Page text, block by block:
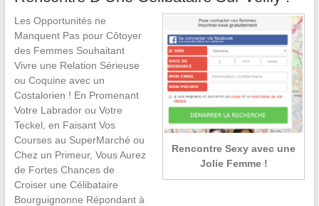
Rencontre Sexy avec une
Jolie Femme !
Les Opportunités ne
Manquent Pas pour Côtoyer
des Femmes Souhaitant
Vivre une Relation Sérieuse
ou Coquine avec un
Costalorien ! En Promenant
Votre Labrador ou Votre
Teckel, en Faisant Vos
Courses au SuperMarché ou
Chez un Primeur, Vous Aurez
de Fortes Chances de
Croiser une Célibataire
Bourguignonne Répondant à